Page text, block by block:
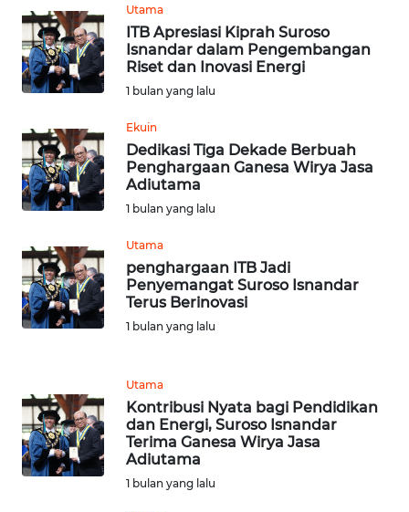
Utama
ITB Apresiasi Kiprah Suroso
Isnandar dalam Pengembangan
Riset dan Inovasi Energi
1 bulan yang lalu
Ekuin
Dedikasi Tiga Dekade Berbuah
Penghargaan Ganesa Wirya Jasa
Adiutama
1 bulan yang lalu
Utama
penghargaan ITB Jadi
Penyemangat Suroso Isnandar
Terus Berinovasi
1 bulan yang lalu
Utama
Kontribusi Nyata bagi Pendidikan
dan Energi, Suroso Isnandar
Terima Ganesa Wirya Jasa
Adiutama
1 bulan yang lalu
BERITA
KONTAK
KAMI
INFO
IKLAN
TENTANG
KAMI
PEDOMAN
MEDIA
SIBER
KARIR
DISCLAIMER